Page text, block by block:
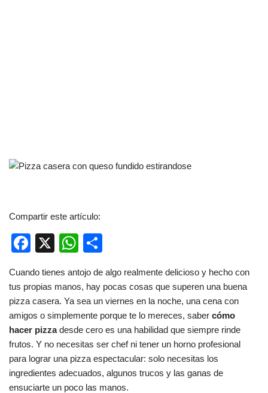
Compartir este artículo:
F
c
e
b
o
o
k
X
W
at
s
A
p
p
m
p
ar
tir
Cuando tienes antojo de algo realmente delicioso y hecho con
tus propias manos, hay pocas cosas que superen una buena
pizza casera. Ya sea un viernes en la noche, una cena con
amigos o simplemente porque te lo mereces, saber cómo
hacer pizzadesde cero es una habilidad que siempre rinde
frutos. Y no necesitas ser chef ni tener un horno profesional
para lograr una pizza espectacular: solo necesitas los
ingredientes adecuados, algunos trucos y las ganas de
ensuciarte un poco las manos.